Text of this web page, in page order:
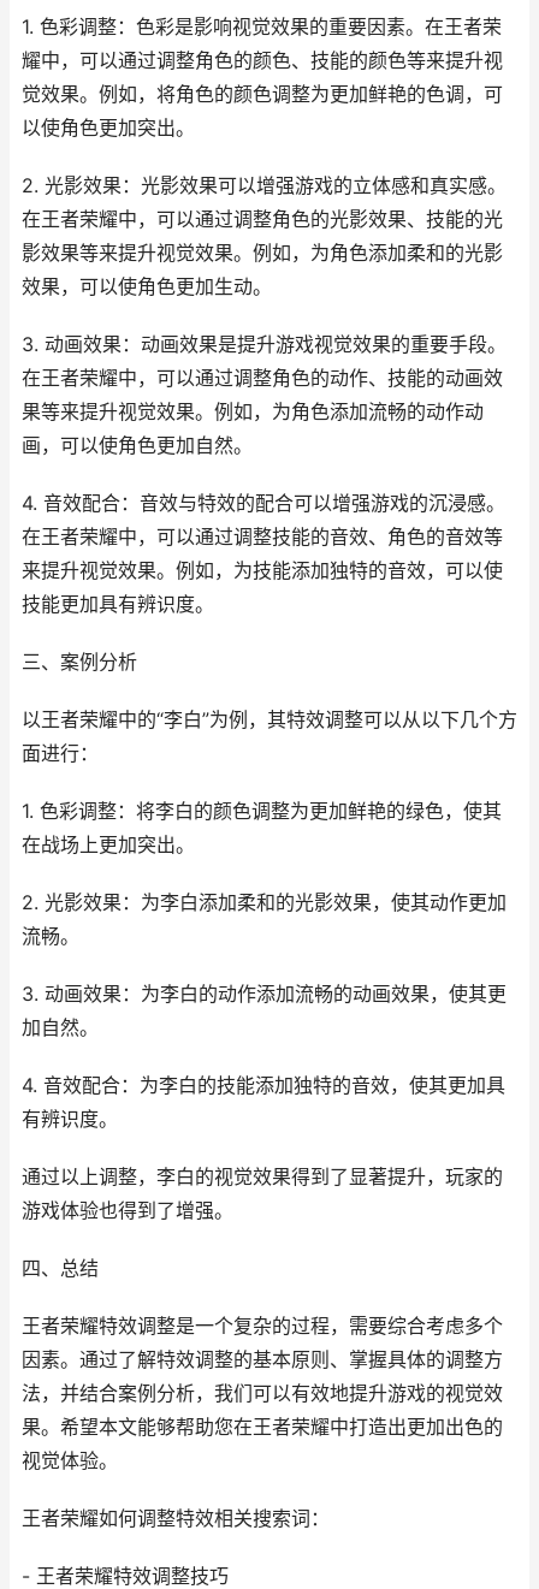
1. 色彩调整：色彩是影响视觉效果的重要因素。在王者荣
耀中，可以通过调整角色的颜色、技能的颜色等来提升视
觉效果。例如，将角色的颜色调整为更加鲜艳的色调，可
以使角色更加突出。
2. 光影效果：光影效果可以增强游戏的立体感和真实感。
在王者荣耀中，可以通过调整角色的光影效果、技能的光
影效果等来提升视觉效果。例如，为角色添加柔和的光影
效果，可以使角色更加生动。
3. 动画效果：动画效果是提升游戏视觉效果的重要手段。
在王者荣耀中，可以通过调整角色的动作、技能的动画效
果等来提升视觉效果。例如，为角色添加流畅的动作动
画，可以使角色更加自然。
4. 音效配合：音效与特效的配合可以增强游戏的沉浸感。
在王者荣耀中，可以通过调整技能的音效、角色的音效等
来提升视觉效果。例如，为技能添加独特的音效，可以使
技能更加具有辨识度。
三、案例分析
以王者荣耀中的“李白”为例，其特效调整可以从以下几个方
面进行：
1. 色彩调整：将李白的颜色调整为更加鲜艳的绿色，使其
在战场上更加突出。
2. 光影效果：为李白添加柔和的光影效果，使其动作更加
流畅。
3. 动画效果：为李白的动作添加流畅的动画效果，使其更
加自然。
4. 音效配合：为李白的技能添加独特的音效，使其更加具
有辨识度。
通过以上调整，李白的视觉效果得到了显著提升，玩家的
游戏体验也得到了增强。
四、总结
王者荣耀特效调整是一个复杂的过程，需要综合考虑多个
因素。通过了解特效调整的基本原则、掌握具体的调整方
法，并结合案例分析，我们可以有效地提升游戏的视觉效
果。希望本文能够帮助您在王者荣耀中打造出更加出色的
视觉体验。
王者荣耀如何调整特效相关搜索词：
- 王者荣耀特效调整技巧